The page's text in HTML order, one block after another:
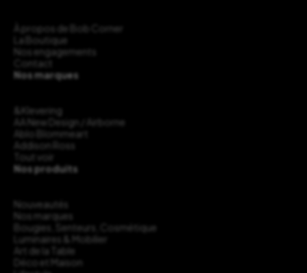
À propos de Bob Corner
La Boutique
Nos engagements
Contact
Nos marques
&Klevering
AA New Design / Airborne
Ablo Blommeart
Addison Ross
Tout voir
Nos produits
Nouveautés
Nos marques
Bougies, Senteurs, Cosmétique
Luminaires & Mobilier
Art de la Table
Déco et Maison